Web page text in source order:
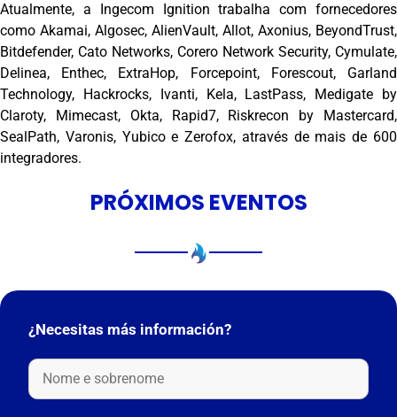
Atualmente, a Ingecom Ignition trabalha com fornecedores
como Akamai, Algosec, AlienVault, Allot, Axonius, BeyondTrust,
Bitdefender, Cato Networks, Corero Network Security, Cymulate,
Delinea, Enthec, ExtraHop, Forcepoint, Forescout, Garland
Technology, Hackrocks, Ivanti, Kela, LastPass, Medigate by
Claroty, Mimecast, Okta, Rapid7, Riskrecon by Mastercard,
SealPath, Varonis, Yubico e Zerofox, através de mais de 600
integradores.
PRÓXIMOS EVENTOS
¿Necesitas más información?